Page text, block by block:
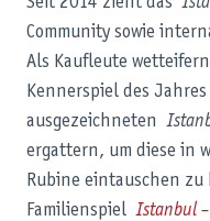
Community sowie
Als Kaufleute
Kennerspiel des Jahres
ausgezeichneten
ergattern, um diese in
Rubine eintauschen
FamilienspielIstanbul